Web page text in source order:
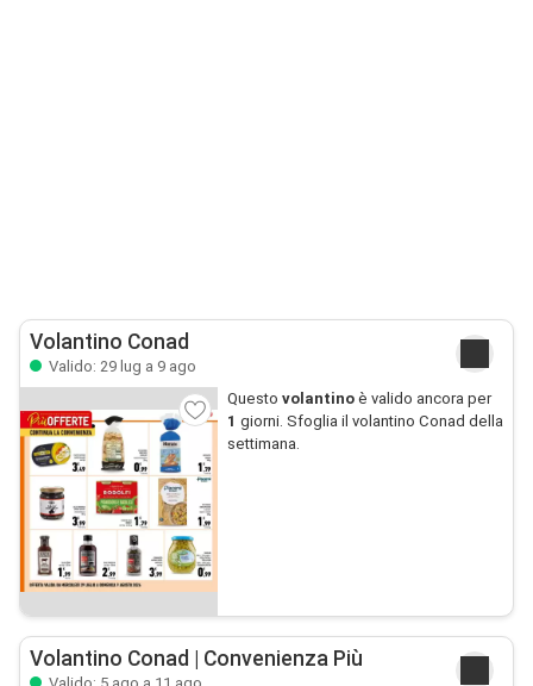
Volantino Conad
Valido: 29 lug a 9 ago
Questo volantinoè valido ancora per
1 giorni. Sfoglia il volantino Conad della
settimana.
Volantino Conad | Convenienza Più